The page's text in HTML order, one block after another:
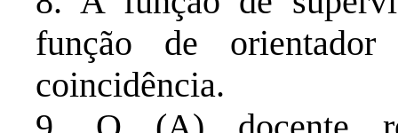
função de
coincidência.